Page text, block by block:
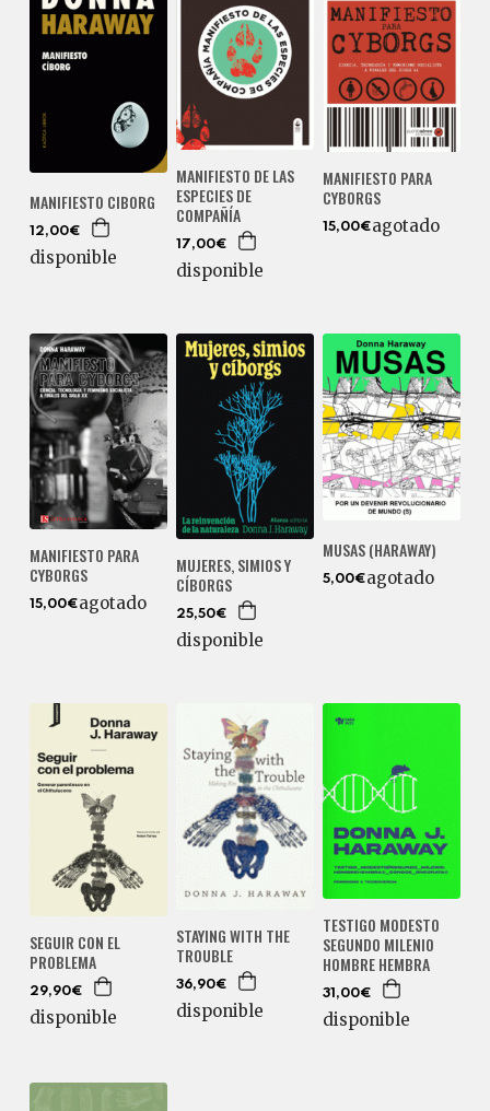
MANIFIESTO CIBORG
12,00€
disponible
MANIFIESTO DE LAS
ESPECIES DE
COMPAÑÍA
17,00€
disponible
MANIFIESTO PARA
CYBORGS
15,00€agotado
MANIFIESTO PARA
CYBORGS
15,00€agotado
MUJERES, SIMIOS Y
CÍBORGS
25,50€
disponible
MUSAS (HARAWAY)
5,00€agotado
SEGUIR CON EL
PROBLEMA
29,90€
disponible
STAYING WITH THE
TROUBLE
36,90€
disponible
TESTIGO MODESTO
SEGUNDO MILENIO
HOMBRE HEMBRA
31,00€
disponible